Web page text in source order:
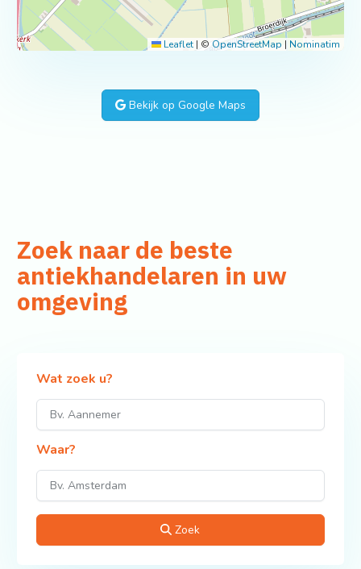
Leaflet | ©OpenStreetMap | Nominatim
Bekijk op Google Maps
Zoek naar de beste
antiekhandelaren in uw
omgeving
Wat zoek u?
Waar?
Zoek